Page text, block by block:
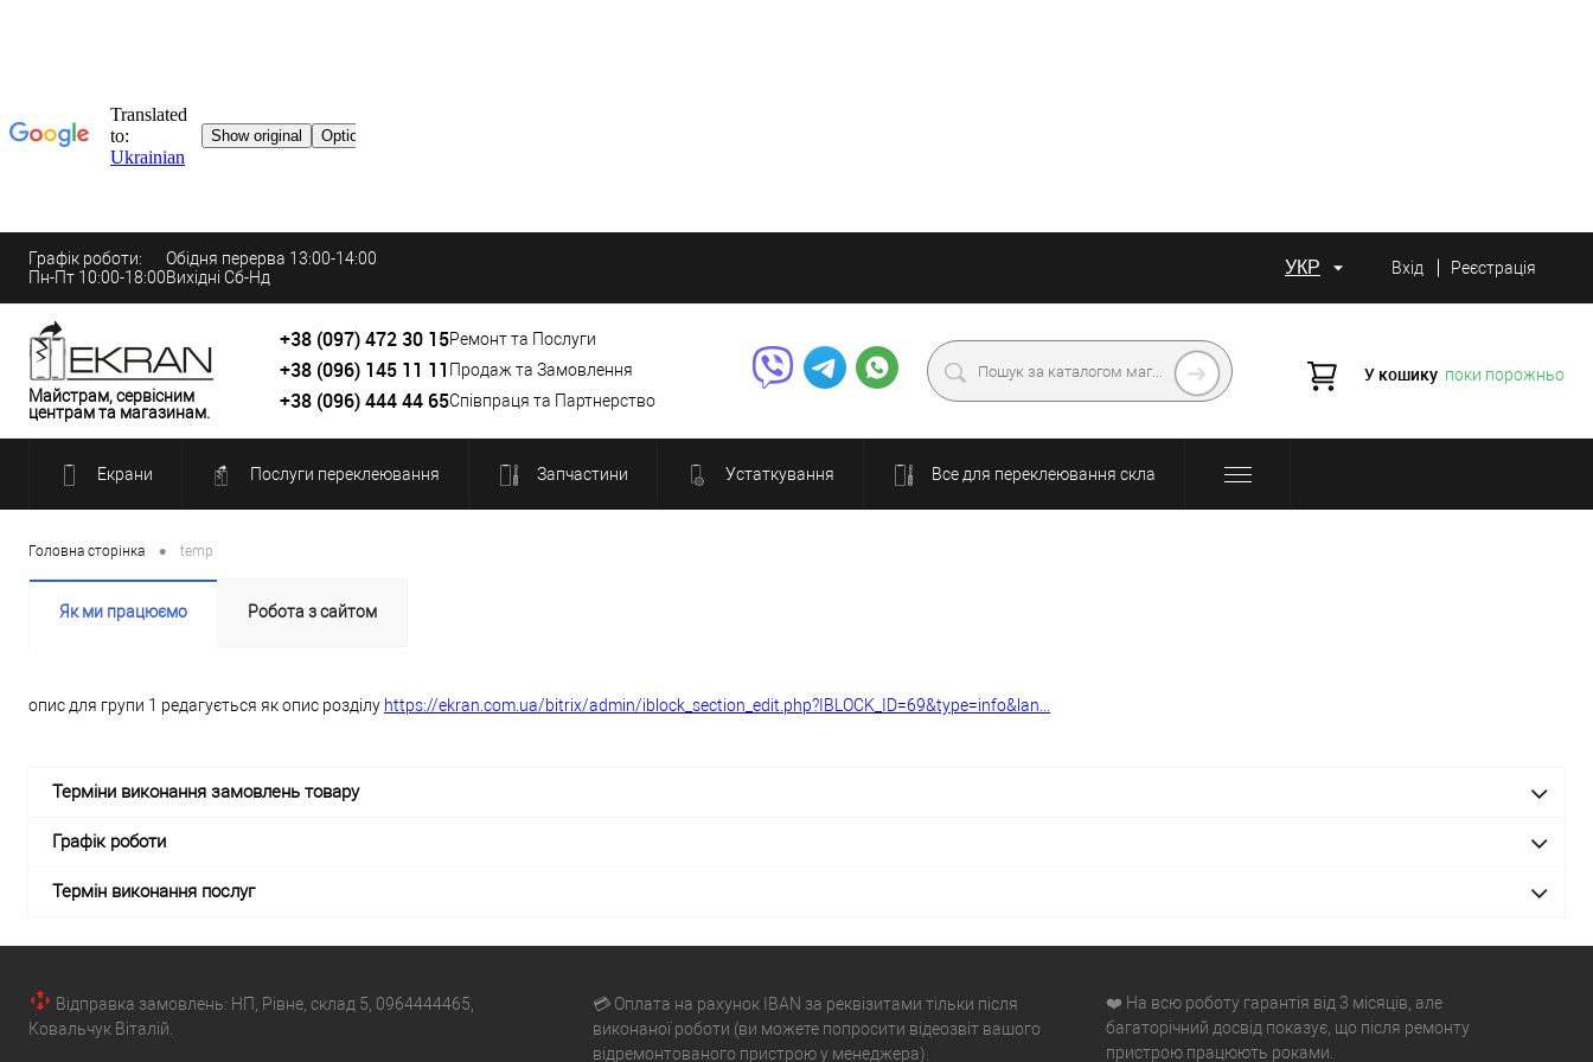
Графік роботи:
Пн-Пт 10:00-18:00
Обідня перерва 13:00-14:00
Вихідні Сб-Нд
УКР Вхід Реєстрація
Майстрам, сервісним
центрам та магазинам.
+38 (097) 472 30 15Ремонт та Послуги
+38 (096) 145 11 11 Продаж та Замовлення
+38 (096) 444 44 65Співпраця та Партнерство
У кошику поки порожньо
Екрани Послуги переклеювання Запчастини Устаткування Все для переклеювання скла
Головна сторінка • temp
Як ми працюємо Робота з сайтом
опис для групи 1 редагується як опис розділу https://ekran.com.ua/bitrix/admin/iblock_section_edit.php?IBLOCK_ID=69&type=info&lan...
Терміни виконання замовлень товару
Графік роботи
Термін виконання послуг
Відправка замовлень: НП, Рівне, склад 5, 0964444465,
Ковальчук Віталій.
💳 Оплата на рахунок IBAN за реквізитами тільки після
виконаної роботи (ви можете попросити відеозвіт вашого
відремонтованого пристрою у менеджера).
❤️ На всю роботу гарантія від 3 місяців, але
багаторічний досвід показує, що після ремонту
пристрою працюють роками.